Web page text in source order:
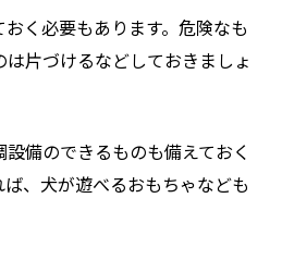
く必要もあります。危険なも
片づけるなどしておきましょ
備のできるものも備えておく
、犬が遊べるおもちゃなども